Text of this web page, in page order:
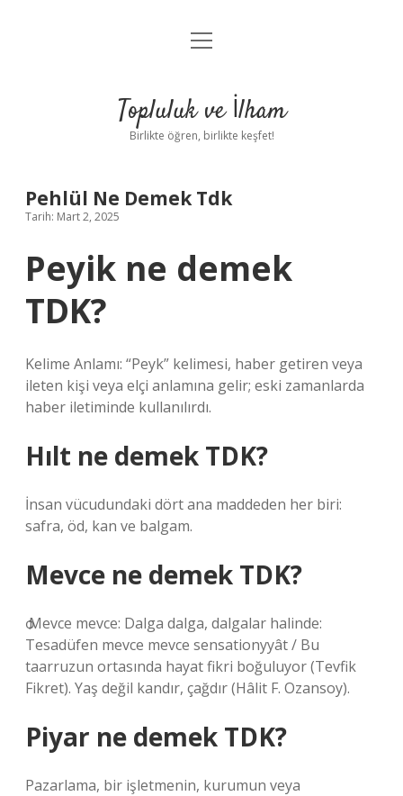
Anasayfa
Yasal Uyarı
menüyü
Topluluk ve İlham
Birlikte öğren, birlikte keşfet!
Pehlül Ne Demek Tdk
Tarih: Mart 2, 2025
Peyik ne demek
TDK?
Kelime Anlamı: “Peyk” kelimesi, haber getiren veya
ileten kişi veya elçi anlamına gelir; eski zamanlarda
haber iletiminde kullanılırdı.
Hılt ne demek TDK?
İnsan vücudundaki dört ana maddeden her biri:
safra, öd, kan ve balgam.
Mevce ne demek TDK?
ѻ Mevce mevce: Dalga dalga, dalgalar halinde:
Tesadüfen mevce mevce sensationyyât / Bu
taarruzun ortasında hayat fikri boğuluyor (Tevfik
Fikret). Yaş değil kandır, çağdır (Hâlit F. Ozansoy).
Piyar ne demek TDK?
Pazarlama, bir işletmenin, kurumun veya